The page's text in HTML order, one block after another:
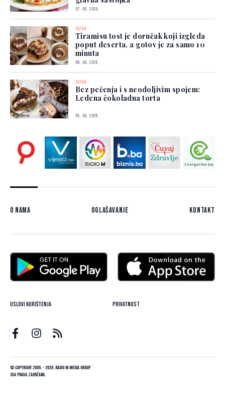
07. 08. 2026.
SOFRA
Tiramisu tost je doručak koji izgleda
poput deserta, a gotov je za samo 10
minuta
06. 08. 2026.
SOFRA
Bez pečenja i s neodoljivim spojem:
Ledena čokoladna torta
05. 08. 2026.
O nama Oglašavanje Kontakt
Uslovi korištenja Privatnost
© Copyright 2005. - 2026. Radio M Media Group.
Sva prava zadržana.